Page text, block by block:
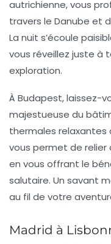
autrichienne, vous
travers le Danube et
La nuit s’écoule
vous réveillez juste à
exploration.
À Budapest, laissez-
majestueuse du
thermales relaxantes
vous permet de
en vous offrant le
salutaire. Un savant
au fil de votre
Madrid à